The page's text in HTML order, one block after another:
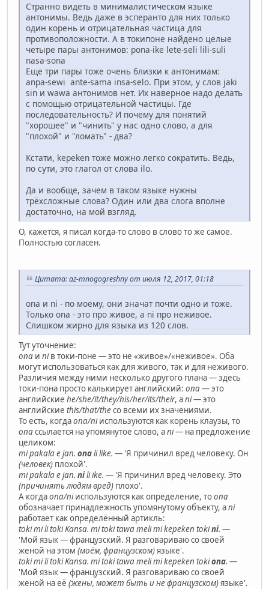
Странно видеть в минималистическом языке
антонимы. Ведь даже в эсперанто для них только
один корень и отрицательная частица для
противоположности. А в токипоне найдено целые
четыре пары антонимов: pona-ike lete-seli lili-suli
nasa-sona
Еще три пары тоже очень близки к антонимам:
anpa-sewi ante-sama insa-selo. При этом, у слов jaki
sin и wawa антонимов нет. Их наверное надо делать
с помощью отрицательной частицы. Где
последовательность? И почему для понятий
"хорошее" и "чинить" у нас одно слово, а для
"плохой" и "ломать" - два?
Кстати, kepeken тоже можно легко сократить. Ведь,
по сути, это глагол от слова ilo.
Да и вообще, зачем в таком языке нужны
трёхсложные слова? Один или два слога вполне
достаточно, на мой взгляд.
О, кажется, я писал когда-то слово в слово то же самое.
Полностью согласен.
Цитата: az-mnogogreshny от июля 12, 2017, 01:18
ona и ni - по моему, они значат почти одно и тоже.
Только ona - это про живое, а ni про неживое.
Слишком жирно для языка из 120 слов.
Тут уточнение:
ona и niв токи-поне — это не «живое»/«неживое». Оба
могут использоваться как для живого, так и для неживого.
Различия между ними несколько другого плана — здесь
токи-пона просто калькирует английский: ona— это
английские he/she/it/they/his/her/its/their, аni— это
английские this/that/theсо всеми их значениями.
То есть, когдаona/niиспользуются как корень клаузы, то
onaссылается на упомянутое слово, аni— на предложение
целиком:
mi pakala e jan. onali like. — 'Я причинил вред человеку. Он
(человек) плохой'.
mi pakala e jan. nili ike. — 'Я причинил вред человеку. Это
(причинять людям вред) плохо'.
А когдаona/niиспользуются как определение, тоona
обозначает принадлежность упомянутому объекту, аni
работает как определённый артикль:
toki mi li toki Kansa. mi toki tawa meli mi kepeken tokini. —
'Мой язык — французский. Я разговариваю со своей
женой на этом (моём, французском)языке'.
toki mi li toki Kansa. mi toki tawa meli mi kepeken tokiona. —
'Мой язык — французский. Я разговариваю со своей
женой на её (жены, может быть и не французском)языке'.